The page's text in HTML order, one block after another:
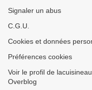
Signaler un abus
C.G.U.
Cookies et données
Préférences cookies
Voir le profil de
Overblog